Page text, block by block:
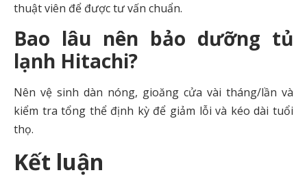
thuật viên để được tư vấn chuẩn.
Bao lâu nên bảo dưỡng tủ
lạnh Hitachi?
Nên vệ sinh dàn nóng, gioăng cửa vài tháng/lần và
kiểm tra tổng thể định kỳ để giảm lỗi và kéo dài tuổi
thọ.
Kết luận